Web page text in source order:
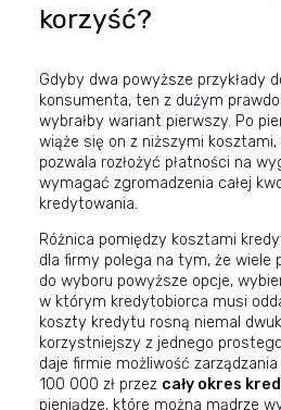
korzyść?
Gdyby dwa powyższe przykłady
konsumenta, ten z dużym
wybrałby wariant pierwszy. Po
wiąże się on z niższymi
pozwala rozłożyć płatności na
wymagać zgromadzenia całej
kredytowania.
Różnica pomiędzy kosztami
dla firmy polega na tym, że wiele
do wyboru powyższe opcje,
w którym kredytobiorca musi
koszty kredytu rosną niemal
korzystniejszy z jednego
daje firmie możliwość
100 000 zł przez cały okres
pieniądze, które można mądrze